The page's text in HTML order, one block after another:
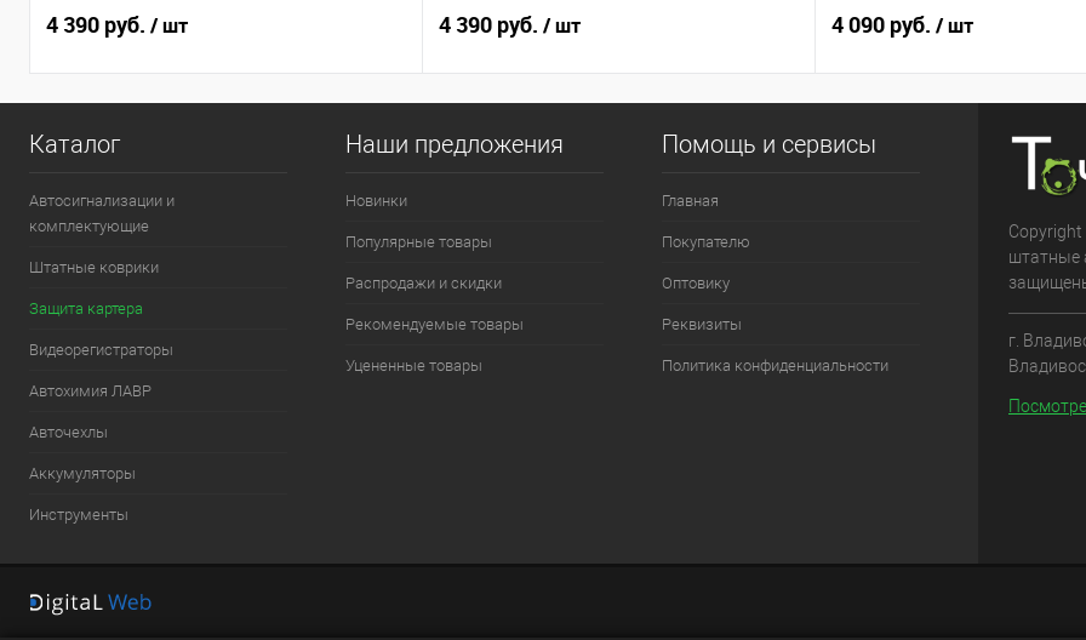
4 390 руб. / шт 4 390 руб. / шт 4 090 руб. / шт
Каталог
Автосигнализации и
комплектующие
Штатные коврики
Защита картера
Видеорегистраторы
Автохимия ЛАВР
Авточехлы
Аккумуляторы
Инструменты
Наши предложения
Новинки
Популярные товары
Распродажи и скидки
Рекомендуемые товары
Уцененные товары
Помощь и сервисы
Главная
Покупателю
Оптовику
Реквизиты
Политика конфиденциальности
Copyright
штатные
г.